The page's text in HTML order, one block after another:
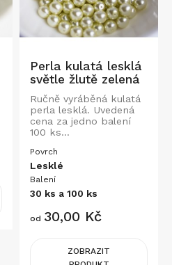
Perla kulatá lesklá
světle žlutě zelená
Ručně vyráběná kulatá
perla lesklá. Uvedená
cena za jedno balení
100 ks...
Povrch
Lesklé
Balení
30 ks a 100 ks
Cena
od 30,00 Kč
ZOBRAZIT